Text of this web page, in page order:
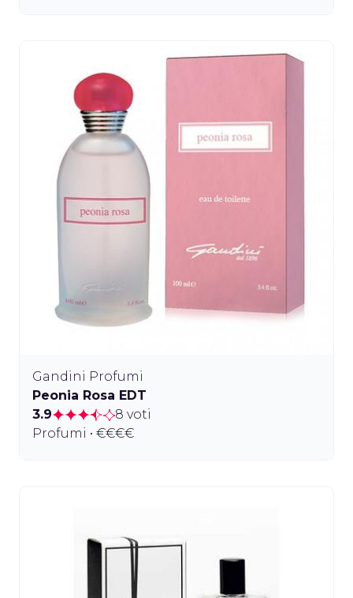
Gandini Profumi
Peonia Rosa EDT
3.9
8 voti
Profumi • €€€€